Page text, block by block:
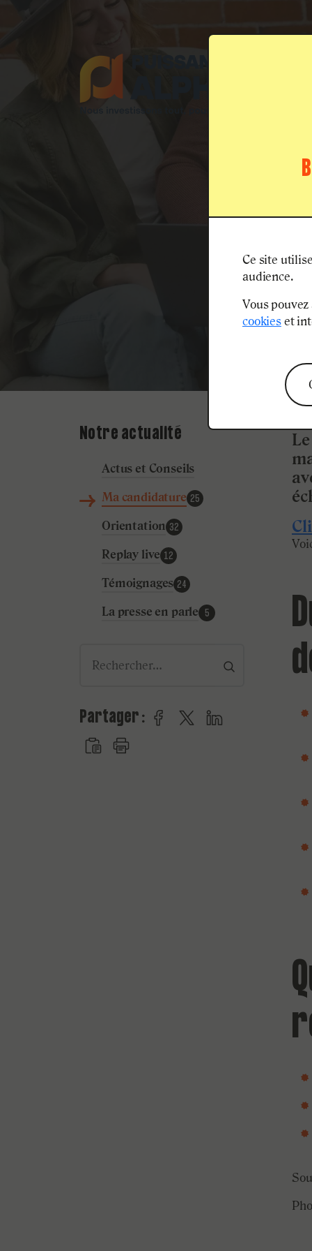
Ce site
audience.
Vous
cookieset
Notre actualité
Actus et Conseils
Ma candidature 25
Orientation 32
Replay live 12
Témoignages 24
La presse en parle 5
Partager :
Partager sur Facebook
Partager sur
Partager sur
Copier le lien
Imprimer